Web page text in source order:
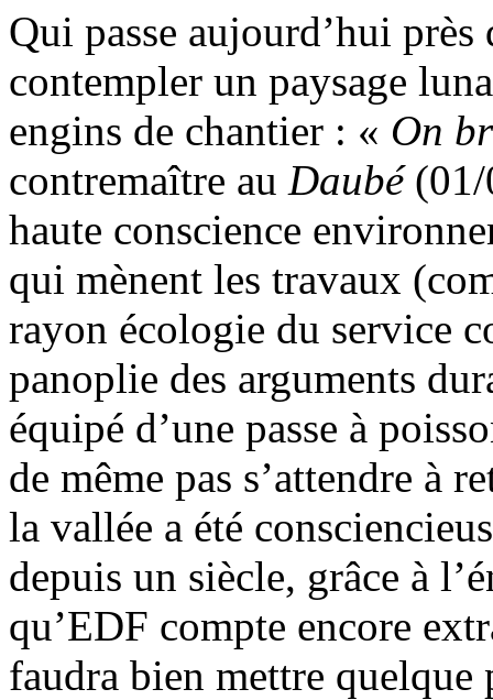
Qui passe aujourd’hui
contempler un paysage
engins de chantier : « On
contremaître au Daubé(01/
haute conscience
qui mènent les travaux
rayon écologie du service
panoplie des arguments
équipé d’une passe à
de même pas s’attendre à
la vallée a été
depuis un siècle, grâce à
qu’EDF compte encore
faudra bien mettre quelque